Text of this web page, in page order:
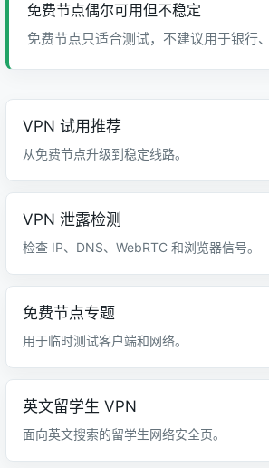
免费节点偶尔可用但不稳定
免费节点只适合测试，不建议用于银行
VPN 试用推荐
从免费节点升级到稳定线路。
VPN 泄露检测
检查 IP、DNS、WebRTC 和浏览器信号。
免费节点专题
用于临时测试客户端和网络。
英文留学生 VPN
面向英文搜索的留学生网络安全页。